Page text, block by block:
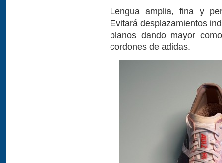
Lengua amplia, fina y
Evitará desplazamientos
planos dando mayor
cordones de adidas.